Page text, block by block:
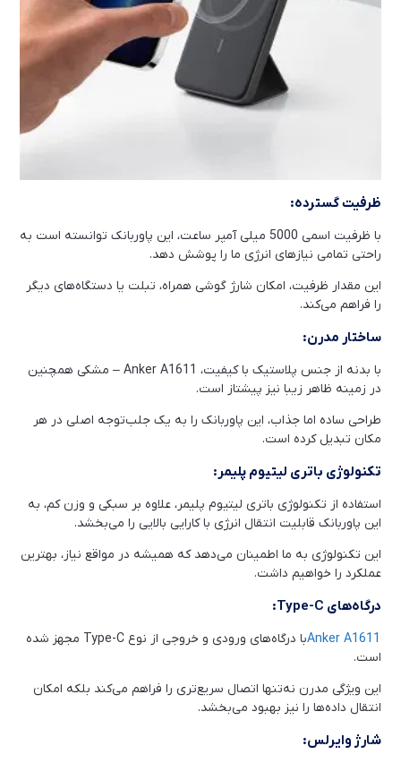
ظرفیت گسترده:
با ظرفیت اسمی 5000 میلی آمپر ساعت، این پاوربانک توانسته است به
راحتی تمامی نیازهای انرژی ما را پوشش دهد.
این مقدار ظرفیت، امکان شارژ گوشی همراه، تبلت یا دستگاه‌های دیگر
را فراهم می‌کند.
ساختار مدرن:
با بدنه از جنس پلاستیک با کیفیت، Anker A1611 – مشکی همچنین
در زمینه ظاهر زیبا نیز پیشتاز است.
طراحی ساده اما جذاب، این پاوربانک را به یک جلب‌توجه اصلی در هر
مکان تبدیل کرده است.
تکنولوژی باتری لیتیوم پلیمر:
استفاده از تکنولوژی باتری لیتیوم پلیمر، علاوه بر سبکی و وزن کم، به
این پاوربانک قابلیت انتقال انرژی با کارایی بالایی را می‌بخشد.
این تکنولوژی به ما اطمینان می‌دهد که همیشه در مواقع نیاز، بهترین
عملکرد را خواهیم داشت.
درگاه‌های Type-C:
با درگاه‌های ورودی و خروجی از نوع Type-C مجهز شده
است.
این ویژگی مدرن نه‌تنها اتصال سریع‌تری را فراهم می‌کند بلکه امکان
انتقال داده‌ها را نیز بهبود می‌بخشد.
شارژ وایرلس: